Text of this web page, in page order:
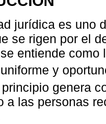
jurídica es uno
se rigen por el
entiende
y
genera
a las personas